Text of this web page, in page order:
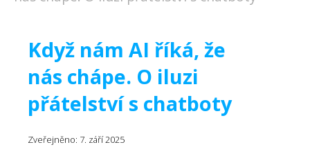
Když nám AI říká, že
nás chápe. O iluzi
přátelství s chatboty
Zveřejněno: 7. září 2025